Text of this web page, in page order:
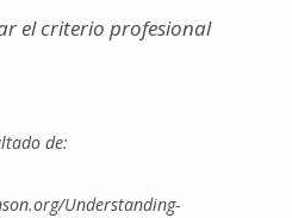
el criterio profesional
de:
Understanding-